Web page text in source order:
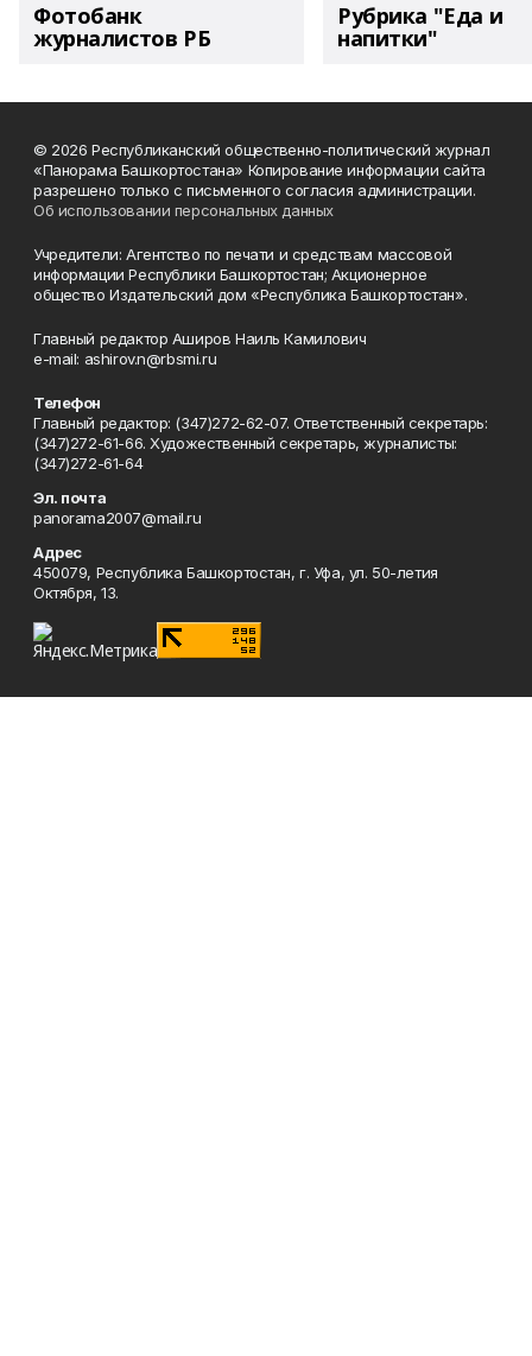
Фотобанк
журналистов РБ
Рубрика "Еда и
напитки"
© 2026 Республиканский общественно-политический журнал
«Панорама Башкортостана» Копирование информации сайта
разрешено только с письменного согласия администрации.
Об использовании персональных данных
Учредители: Агентство по печати и средствам массовой
информации Республики Башкортостан; Акционерное
общество Издательский дом «Республика Башкортостан».
Главный редактор Аширов Наиль Камилович
e-mail: ashirov.n@rbsmi.ru
Телефон
Главный редактор: (347)272-62-07. Ответственный секретарь:
(347)272-61-66. Художественный секретарь, журналисты:
(347)272-61-64
Эл. почта
panorama2007@mail.ru
Адрес
450079, Республика Башкортостан, г. Уфа, ул. 50-летия
Октября, 13.